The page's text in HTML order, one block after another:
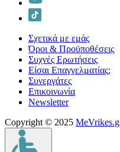
Σχετικά με εμάς
Όροι & Προϋποθέσεις
Συχνές Ερωτήσεις
Είσαι Επαγγελματίας;
Συνεργάτες
Επικοινωνία
Νewsletter
Copyright © 2025